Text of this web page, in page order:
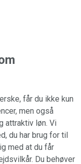
får du ikke kun
men også
attraktiv løn. Vi
du har brug for til
med at du får
Du behøver